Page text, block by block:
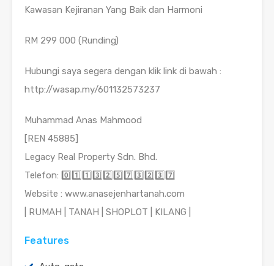
Kawasan Kejiranan Yang Baik dan Harmoni
RM 299 000 (Runding)
Hubungi saya segera dengan klik link di bawah :
http://wasap.my/601132573237
Muhammad Anas Mahmood
[REN 45885]
Legacy Real Property Sdn. Bhd.
Telefon: 0️⃣1️⃣1️⃣3️⃣2️⃣5️⃣7️⃣3️⃣2️⃣3️⃣7️⃣
Website : www.anasejenhartanah.com
| RUMAH | TANAH | SHOPLOT | KILANG |
Features